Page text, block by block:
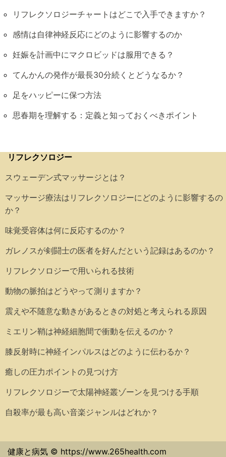
リフレクソロジーチャートはどこで入手できますか？
感情は自律神経反応にどのように影響するのか
妊娠を計画中にマクロビッドは服用できる？
てんかんの発作が最長30分続くとどうなるか？
足をハッピーに保つ方法
思春期を理解する：定義と知っておくべきポイント
リフレクソロジー
スウェーデン式マッサージとは？
マッサージ療法はリフレクソロジーにどのように影響するの
か？
味覚受容体は何に反応するのか？
ガレノスが剣闘士の医者を好んだという記録はあるのか？
リフレクソロジーで用いられる技術
動物の脈拍はどうやって測りますか？
震えや不随意な動きがあるときの対処と考えられる原因
ミエリン鞘は神経細胞間で衝動を伝えるのか？
膝反射時に神経インパルスはどのように伝わるか？
癒しの圧力ポイントの見つけ方
リフレクソロジーで太陽神経叢ゾーンを見つける手順
自殺率が最も高い音楽ジャンルはどれか？
健康と病気 © https://www.265health.com